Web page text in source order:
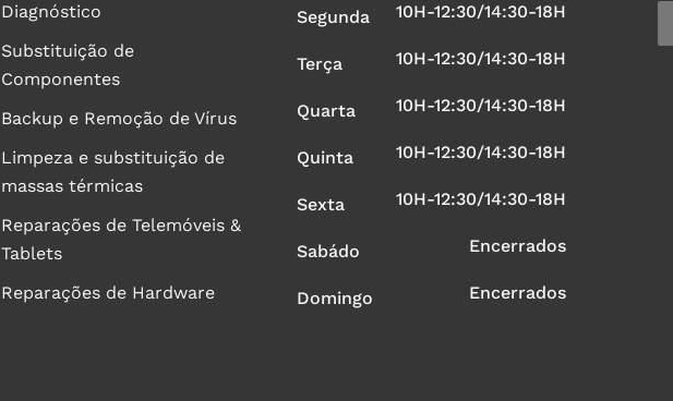
Diagnóstico
Substituição de
Componentes
Backup e Remoção de Vírus
Limpeza e substituição de
massas térmicas
Reparações de Telemóveis &
Tablets
Reparações de Hardware
Segunda 10H-12:30/14:30-18H
Terça 10H-12:30/14:30-18H
Quarta 10H-12:30/14:30-18H
Quinta 10H-12:30/14:30-18H
Sexta 10H-12:30/14:30-18H
Sabádo Encerrados
Domingo Encerrados